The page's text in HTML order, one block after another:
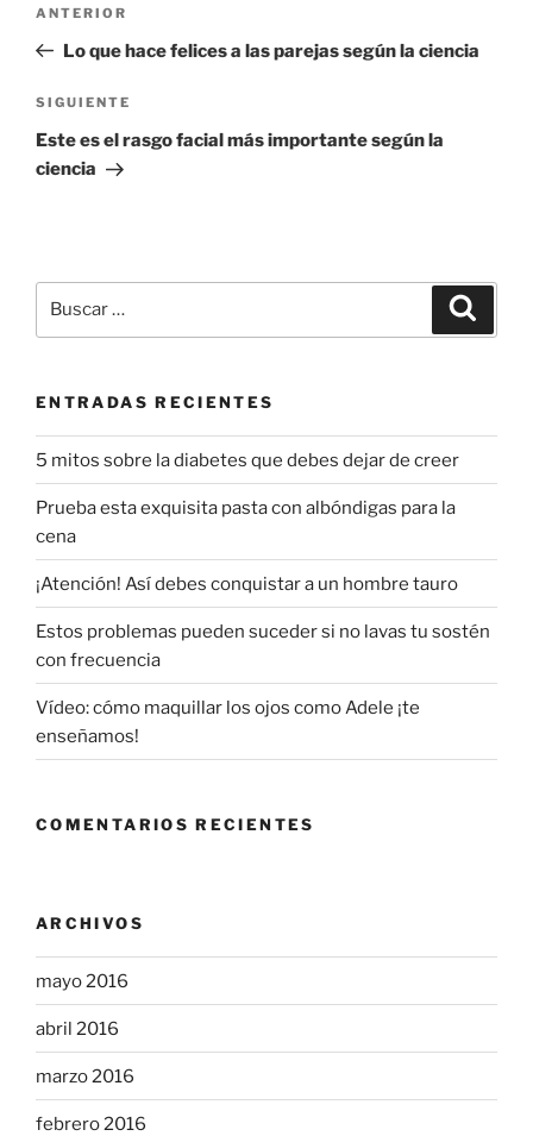
entradas
Entrada
anterior:
ANTERIOR
Lo que hace felices a las parejas según la ciencia
Siguiente
entrada
SIGUIENTE
Este es el rasgo facial más importante según la
ciencia
por:
ENTRADAS RECIENTES
5 mitos sobre la diabetes que debes dejar de creer
Prueba esta exquisita pasta con albóndigas para la
cena
¡Atención! Así debes conquistar a un hombre tauro
Estos problemas pueden suceder si no lavas tu sostén
con frecuencia
Vídeo: cómo maquillar los ojos como Adele ¡te
enseñamos!
COMENTARIOS RECIENTES
ARCHIVOS
mayo 2016
abril 2016
marzo 2016
febrero 2016